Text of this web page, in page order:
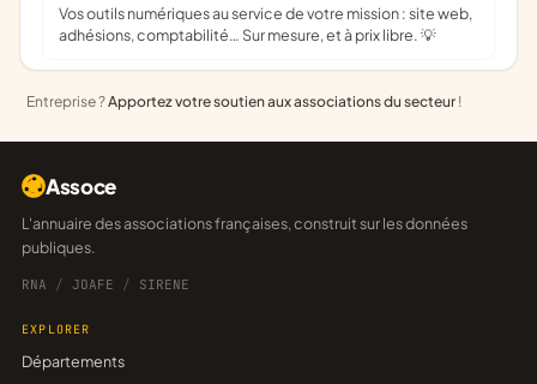
Vos outils numériques au service de votre mission : site web,
adhésions, comptabilité… Sur mesure, et à prix libre. 💡
Entreprise ?Apportez votre soutien aux associations du secteur !
Assoce
L'annuaire des associations françaises, construit sur les données
publiques.
RNA / JOAFE / SIRENE
EXPLORER
Départements